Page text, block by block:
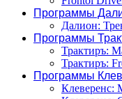
Программы
Далион:
Программы
Трактиръ:
Трактиръ:
Программы
Клеверенс: